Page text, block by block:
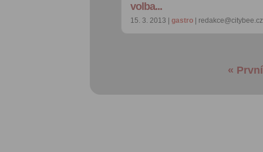
volba...
15. 3. 2013 | gastro | redakce@citybee.cz
« První